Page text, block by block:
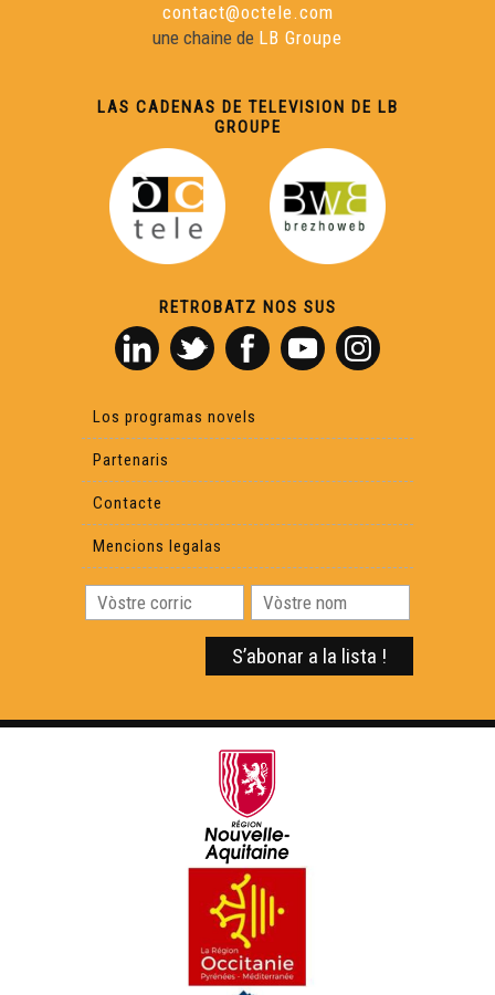
ÒC Kay - Miuvachas
Òc Kay - Ventadorn
ÒC Kay - País de Santria
ÒC KAY - Tula
ÒC Kay - La teulièra
ÒC Kay - Chaslus-Chabròl
ÒC Kay - Lemòtges
ÒC Kay - Pèira-Bufièra
ÒC Kay - La porcelana
ÒC kay - Best-òf
contact@octele.com
une chaine de LB Groupe
LAS CADENAS DE TELEVISION DE LB
GROUPE
RETROBATZ NOS SUS
Los programas novels
Partenaris
Contacte
Mencions legalas